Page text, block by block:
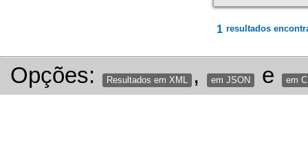
1 resultados
Opções: Resultados em XML , em JSON e em